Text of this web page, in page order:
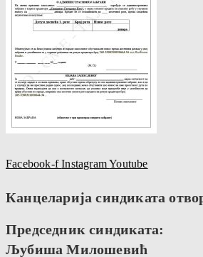
Facebook-f InstagramYoutube
Канцеларија синдиката
Председник синдиката:
Љубиша Милошевић